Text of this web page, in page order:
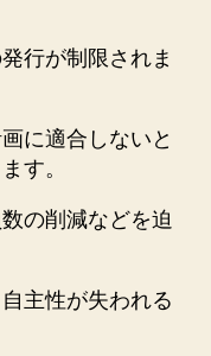
行が制限されま
に適合しないと
す。
の削減などを迫
主性が失われる